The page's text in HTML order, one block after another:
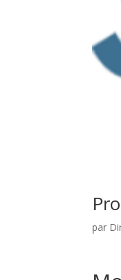
par